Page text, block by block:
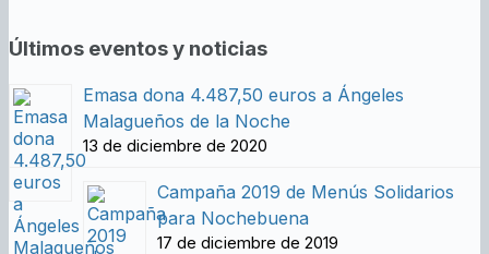
Últimos eventos y noticias
Emasa dona 4.487,50 euros a Ángeles
Malagueños de la Noche
13 de diciembre de 2020
Campaña 2019 de Menús Solidarios
para Nochebuena
17 de diciembre de 2019